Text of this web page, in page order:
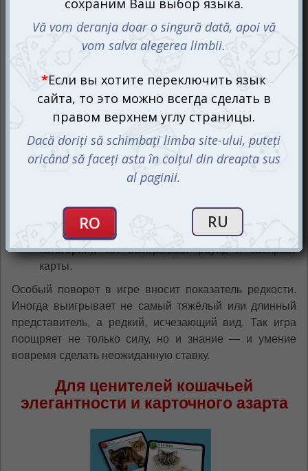
фактов. Цель одна: собрать все карты.
Каждая карта содержит ключевые параметры:
продолжительность жизни;
размеры территории;
редкость вида.
Пример хода:
Игрок выбирает одну характеристику на своей
карте, которую считает наиболее сильной.
сравнивают этот параметр.
У кого он выше (или ниже — в зависимости от
категории), тот выигрывает раунд и забирает
карты.
Особый поворот в игре вносит показатель редкости.
Иногда выигрывает не самый тяжёлый или длинный
представитель, а редкий, исчезающий вид. Так игра
поощряет не только силу, но и знание — и умение
вовремя сделать неожиданную ставку.
Для ценителей кошачьей
элегантности и карточного азарта